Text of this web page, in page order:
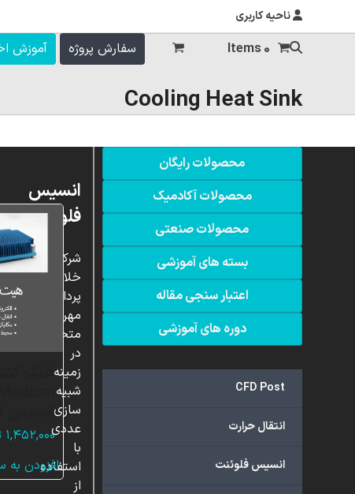
ناحیه کاربری
آموزش سفارش پروژه 0 Items
Cooling Heat Sink
خنک
انسیس
۱,۴۵۲,۰۰۰
افزودن به
محصولات رایگان
محصولات آکادمیک
محصولات صنعتی
بسته های آموزشی
اعتبار سنجی مقاله
دوره های آموزشی
CFD Post
انتقال حرارت
انسیس فلوئنت
انسیس
فلوئنت
شرکت
خلاق
پردازشگران
مهر،
متخصص
در
زمینه
شبیه
سازی
عددی
با
استفاده
از